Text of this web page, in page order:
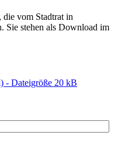
die vom Stadtrat in
Sie stehen als Download im
- Dateigröße 20 kB